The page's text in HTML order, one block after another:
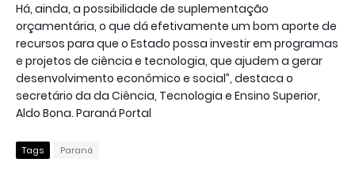
Há, ainda, a possibilidade de suplementação
orçamentária, o que dá efetivamente um bom aporte de
recursos para que o Estado possa investir em programas
e projetos de ciência e tecnologia, que ajudem a gerar
desenvolvimento econômico e social”, destaca o
secretário da da Ciência, Tecnologia e Ensino Superior,
Aldo Bona. Paraná Portal
Tags Paraná